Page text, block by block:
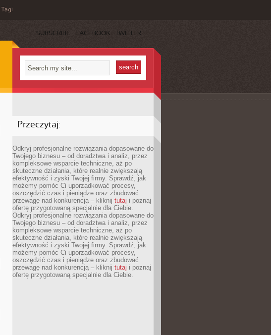
Tagi
SUBSCRIBE FACEBOOK TWITTER
Przeczytaj:
Odkryj profesjonalne rozwiązania dopasowane do
Twojego biznesu – od doradztwa i analiz, przez
kompleksowe wsparcie techniczne, aż po
skuteczne działania, które realnie zwiększają
efektywność i zyski Twojej firmy. Sprawdź, jak
możemy pomóc Ci uporządkować procesy,
oszczędzić czas i pieniądze oraz zbudować
przewagę nad konkurencją – kliknij tutaj i poznaj
ofertę przygotowaną specjalnie dla Ciebie.
Odkryj profesjonalne rozwiązania dopasowane do
Twojego biznesu – od doradztwa i analiz, przez
kompleksowe wsparcie techniczne, aż po
skuteczne działania, które realnie zwiększają
efektywność i zyski Twojej firmy. Sprawdź, jak
możemy pomóc Ci uporządkować procesy,
oszczędzić czas i pieniądze oraz zbudować
przewagę nad konkurencją – kliknij tutaj i poznaj
ofertę przygotowaną specjalnie dla Ciebie.